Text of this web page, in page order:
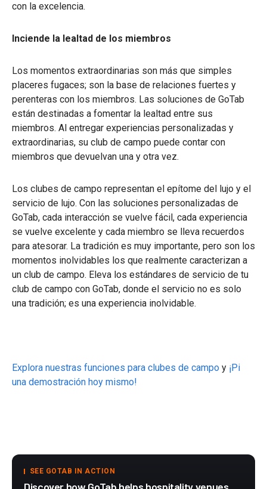
con la excelencia.
Inciende la lealtad de los miembros
Los momentos extraordinarias son más que simples
placeres fugaces; son la base de relaciones fuertes y
perenteras con los miembros. Las soluciones de GoTab
están destinadas a fomentar la lealtad entre sus
miembros. Al entregar experiencias personalizadas y
extraordinarias, su club de campo puede contar con
miembros que devuelvan una y otra vez.
Los clubes de campo representan el epítome del lujo y el
servicio de lujo. Con las soluciones personalizadas de
GoTab, cada interacción se vuelve fácil, cada experiencia
se vuelve excelente y cada miembro se lleva recuerdos
para atesorar. La tradición es muy importante, pero son los
momentos inolvidables los que realmente caracterizan a
un club de campo. Eleva los estándares de servicio de tu
club de campo con GoTab, donde el servicio no es solo
una tradición; es una experiencia inolvidable.
Explora nuestras funciones para clubes de campo y ¡Pi
una demostración hoy mismo!
SEE GOTAB IN ACTION